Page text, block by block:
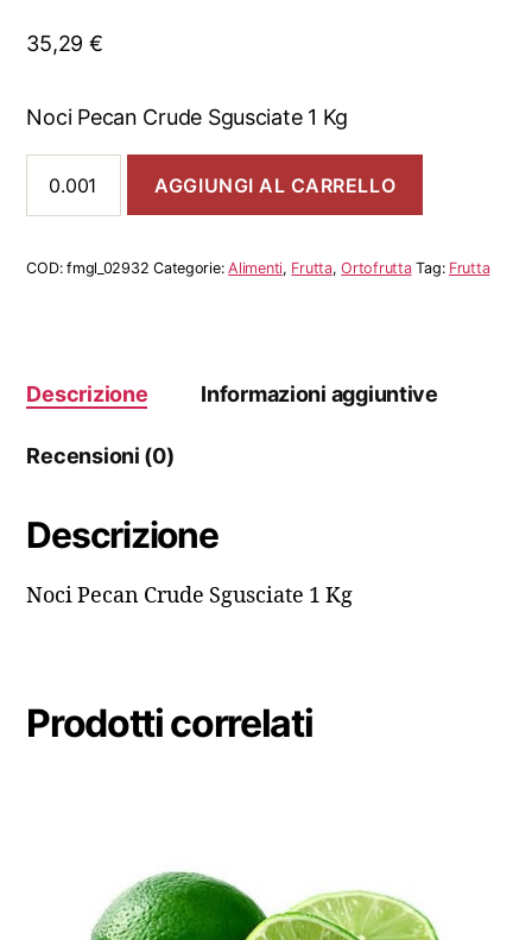
35,29 €
Noci Pecan Crude Sgusciate 1 Kg
Pecan
Crude
1
AGGIUNGI AL CARRELLO
COD:fmgl_02932 Categorie:Alimenti, Frutta,Ortofrutta Tag: Frutta
Descrizione Informazioni aggiuntive
Recensioni (0)
Descrizione
Noci Pecan Crude Sgusciate 1 Kg
Prodotti correlati